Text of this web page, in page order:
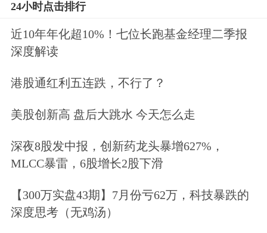
24小时点击排行
近10年年化超10%！七位长跑基金经理二季报
深度解读
港股通红利五连跌，不行了？
美股创新高 盘后大跳水 今天怎么走
深夜8股发中报，创新药龙头暴增627%，
MLCC暴雷，6股增长2股下滑
【300万实盘43期】7月份亏62万，科技暴跌的
深度思考（无鸡汤）